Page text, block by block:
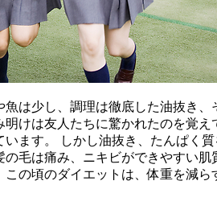
は少し、調理は徹底した油抜き
けは友人たちに驚かれたのを覚
ます。 しかし油抜き、たんぱく
毛は痛み、ニキビができやすい
の頃のダイエットは、体重を減